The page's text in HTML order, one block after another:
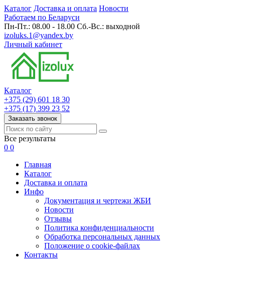
Каталог Доставка и оплата Новости
Работаем по Беларуси
Пн-Пт.: 08.00 - 18.00 Сб.-Вс.: выходной
izoluks.1@yandex.by
Личный кабинет
Каталог
+375 (29) 601 18 30
+375 (17) 399 23 52
Заказать звонок
Все результаты
0 0
Главная
Каталог
Доставка и оплата
Инфо
Документация и чертежи ЖБИ
Новости
Отзывы
Политика конфиденциальности
Обработка персональных данных
Положение о cookie-файлах
Контакты